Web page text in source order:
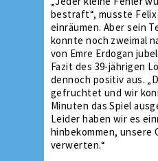
bestraft“, musste
einräumen. Aber sein
konnte noch zweimal
von Emre Erdogan
Fazit des 39-jährigen
dennoch positiv aus.
gefruchtet und wir
Minuten das Spiel
Leider haben wir es
hinbekommen, unsere
verwerten.“